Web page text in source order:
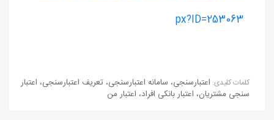
px?ID=253063
كلمات كليدی: اعتبارسنجی، سامانه اعتبارسنجی، تعریف اعتبارسنجی، اعتبار
سنجی مشتریان، اعتبار بانکی افراد، اعتبار من